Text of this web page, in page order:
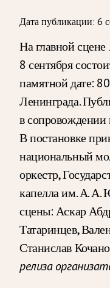
Дата публикации: 6
На главной
8 сентября
памятной дате:
Ленинграда.
в сопровождении
В постановке
национальный
оркестр,
капелла им. А. А.
сцены: Аскар
Татаринцев,
Станислав
релиза